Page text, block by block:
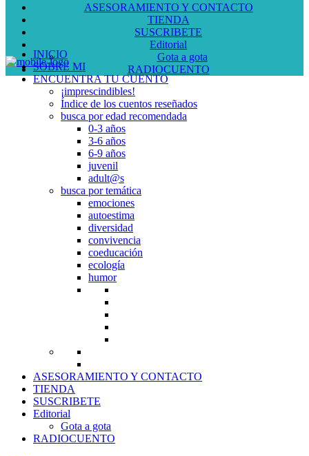
ASESORAMIENTO Y CONTACTO
TIENDA
SUSCRIBETE
Editorial
Gota a gota
RADIOCUENTO
INICIO
SOBRE MI
ENCUENTRA TU CUENTO
¡imprescindibles!
Índice de los cuentos reseñados
busca por edad recomendada
0-3 años
3-6 años
6-9 años
juvenil
adult@s
busca por temática
emociones
autoestima
diversidad
convivencia
coeducación
ecología
humor
ASESORAMIENTO Y CONTACTO
TIENDA
SUSCRIBETE
Editorial
Gota a gota
RADIOCUENTO